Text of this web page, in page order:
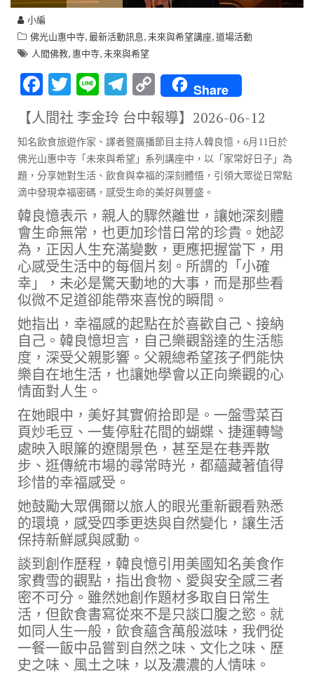
小編
佛光山惠中寺,最新活動訊息,未來與希望講座,道場活動
人間佛教, 惠中寺,未來與希望
F
ac
e
b
o
o
k
T
w
it
te
r
Li
n
e
T
el
e
gr
a
m
C
o
p
y
Li
n
k
Share
【人間社 李金玲 台中報導】 2026-06-12
知名飲食旅遊作家、譯者暨廣播節目主持人韓良憶，6月11日於
佛光山惠中寺「未來與希望」系列講座中，以「家常好日子」為
題，分享她對生活、飲食與幸福的深刻體悟，引領大眾從日常點
滴中發現幸福密碼，感受生命的美好與豐盛。
韓良憶表示，親人的驟然離世，讓她深刻體
會生命無常，也更加珍惜日常的珍貴。她認
為，正因人生充滿變數，更應把握當下，用
心感受生活中的每個片刻。所謂的「小確
幸」，未必是驚天動地的大事，而是那些看
似微不足道卻能帶來喜悅的瞬間。
她指出，幸福感的起點在於喜歡自己、接納
自己。韓良憶坦言，自己樂觀豁達的生活態
度，深受父親影響。父親總希望孩子們能快
樂自在地生活，也讓她學會以正向樂觀的心
情面對人生。
在她眼中，美好其實俯拾即是。一盤雪菜百
頁炒毛豆、一隻停駐花間的蝴蝶、捷運轉彎
處映入眼簾的遼闊景色，甚至是在巷弄散
步、逛傳統市場的尋常時光，都蘊藏著值得
珍惜的幸福感受。
她鼓勵大眾偶爾以旅人的眼光重新觀看熟悉
的環境，感受四季更迭與自然變化，讓生活
保持新鮮感與感動。
談到創作歷程，韓良憶引用美國知名美食作
家費雪的觀點，指出食物、愛與安全感三者
密不可分。雖然她創作題材多取自日常生
活，但飲食書寫從來不是只談口腹之慾。就
如同人生一般，飲食蘊含萬般滋味，我們從
一餐一飯中品嘗到自然之味、文化之味、歷
史之味、風土之味，以及濃濃的人情味。